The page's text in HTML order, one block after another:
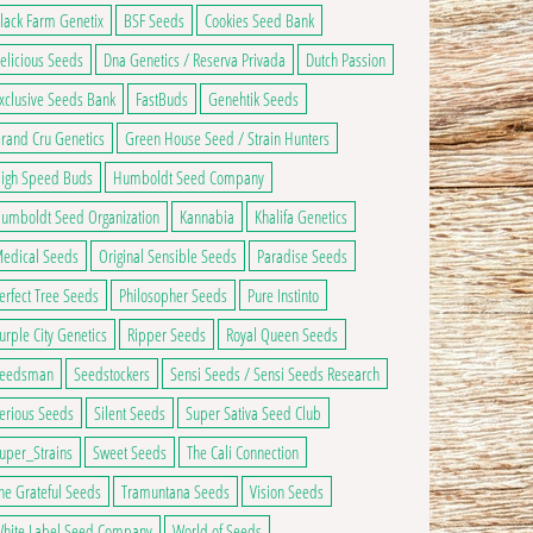
du produit
à 70,00€
Farm Genetix
BSF Seeds
Cookies Seed Bank
Seeds
Dna Genetics / Reserva Privada
Dutch Passion
Seeds Bank
FastBuds
Genehtik Seeds
Cru Genetics
Green House Seed / Strain Hunters
Speed Buds
Humboldt Seed Company
Seed Organization
Kannabia
Khalifa Genetics
Seeds
Original Sensible Seeds
Paradise Seeds
Tree Seeds
Philosopher Seeds
Pure Instinto
City Genetics
Ripper Seeds
Royal Queen Seeds
Seedstockers
Sensi Seeds / Sensi Seeds Research
Seeds
Silent Seeds
Super Sativa Seed Club
Sweet Seeds
The Cali Connection
Grateful Seeds
Tramuntana Seeds
Vision Seeds